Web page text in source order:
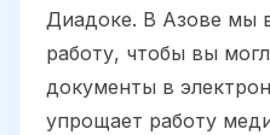
Диадоке. В Азове мы
работу, чтобы вы
документы в
упрощает работу